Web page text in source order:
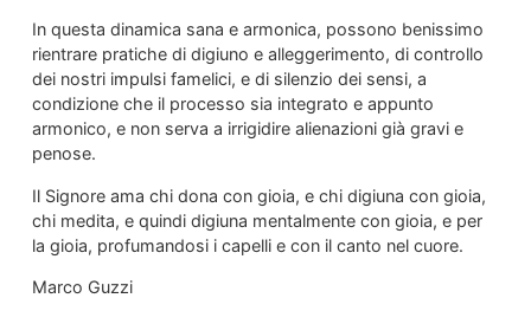
In questa dinamica sana e armonica, possono benissimo
rientrare pratiche di digiuno e alleggerimento, di controllo
dei nostri impulsi famelici, e di silenzio dei sensi, a
condizione che il processo sia integrato e appunto
armonico, e non serva a irrigidire alienazioni già gravi e
penose.
Il Signore ama chi dona con gioia, e chi digiuna con gioia,
chi medita, e quindi digiuna mentalmente con gioia, e per
la gioia, profumandosi i capelli e con il canto nel cuore.
Marco Guzzi